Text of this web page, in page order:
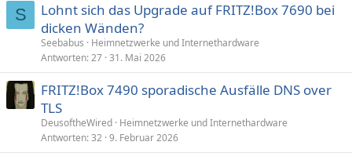
S
Lohnt sich das Upgrade auf FRITZ!Box 7690 bei
dicken Wänden?
Seebabus
Heimnetzwerke und Internethardware
Antworten 27 31. Mai 2026
FRITZ!Box 7490 sporadische Ausfälle DNS over
TLS
DeusoftheWired Heimnetzwerke und Internethardware
Antworten 32 9. Februar 2026